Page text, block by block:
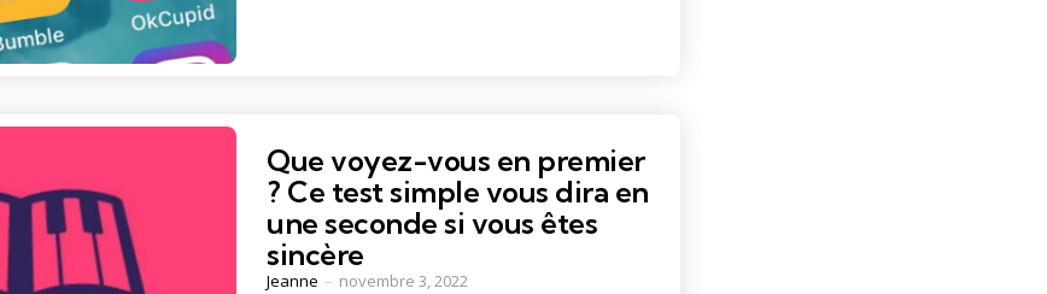
Que voyez-vous en premier
? Ce test simple vous dira en
une seconde si vous êtes
sincère
Posted
Jeanne novembre 3, 2022